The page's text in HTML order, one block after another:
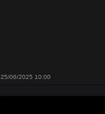
25/06/2025 10:00